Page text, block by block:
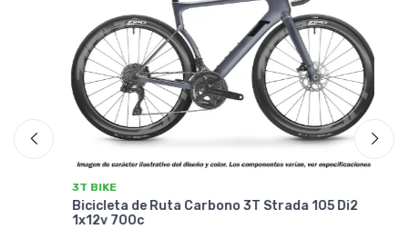
3T BIKE
Bicicleta de Ruta Carbono 3T Strada 105 Di2
1x12v 700c